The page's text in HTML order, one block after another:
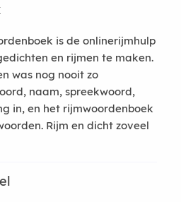
is de onlinerijmhulp
en rijmen te maken.
was nog nooit zo
naam, spreekwoord,
in, en het rijmwoordenboek
Rijm en dicht zoveel